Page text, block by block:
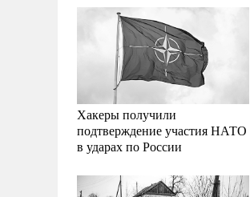
Хакеры получили
подтверждение участия НАТО
в ударах по России